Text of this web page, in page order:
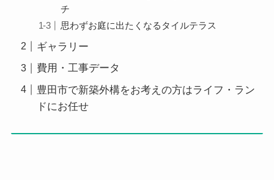
チ
思わずお庭に出たくなるタイルテラス
ギャラリー
費用・工事データ
豊田市で新築外構をお考えの方はライフ・ラン
ドにお任せ